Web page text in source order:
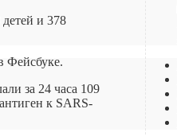
и 378
Фейсбуке.
за 24 часа 109
к SARS-